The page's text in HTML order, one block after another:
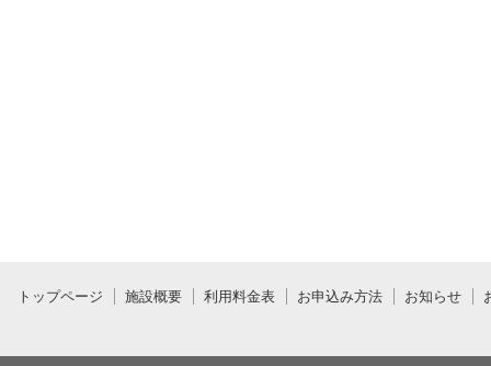
トップページ 施設概要 利用料金表 お申込み方法 お知らせ